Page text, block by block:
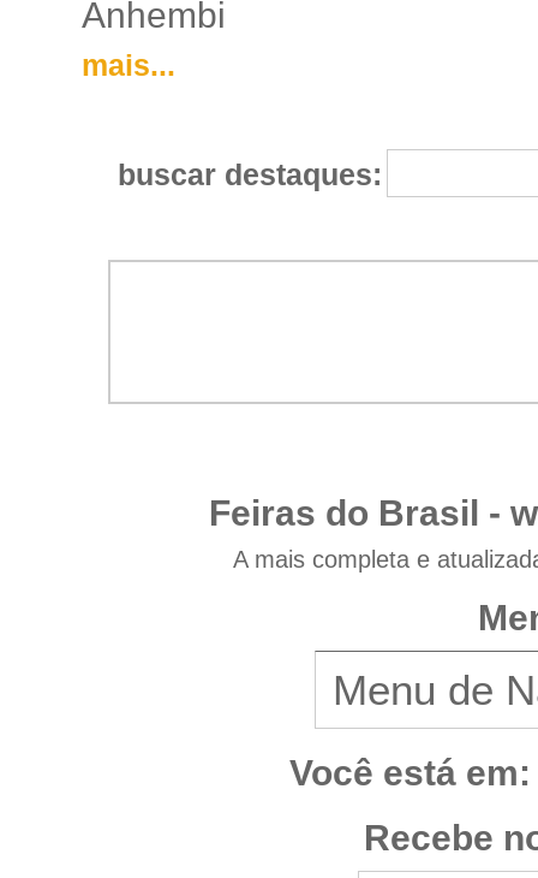
Anhembi
mais...
buscar destaques:
Feiras do Brasil -
A mais completa e
Você está em:
Recebe